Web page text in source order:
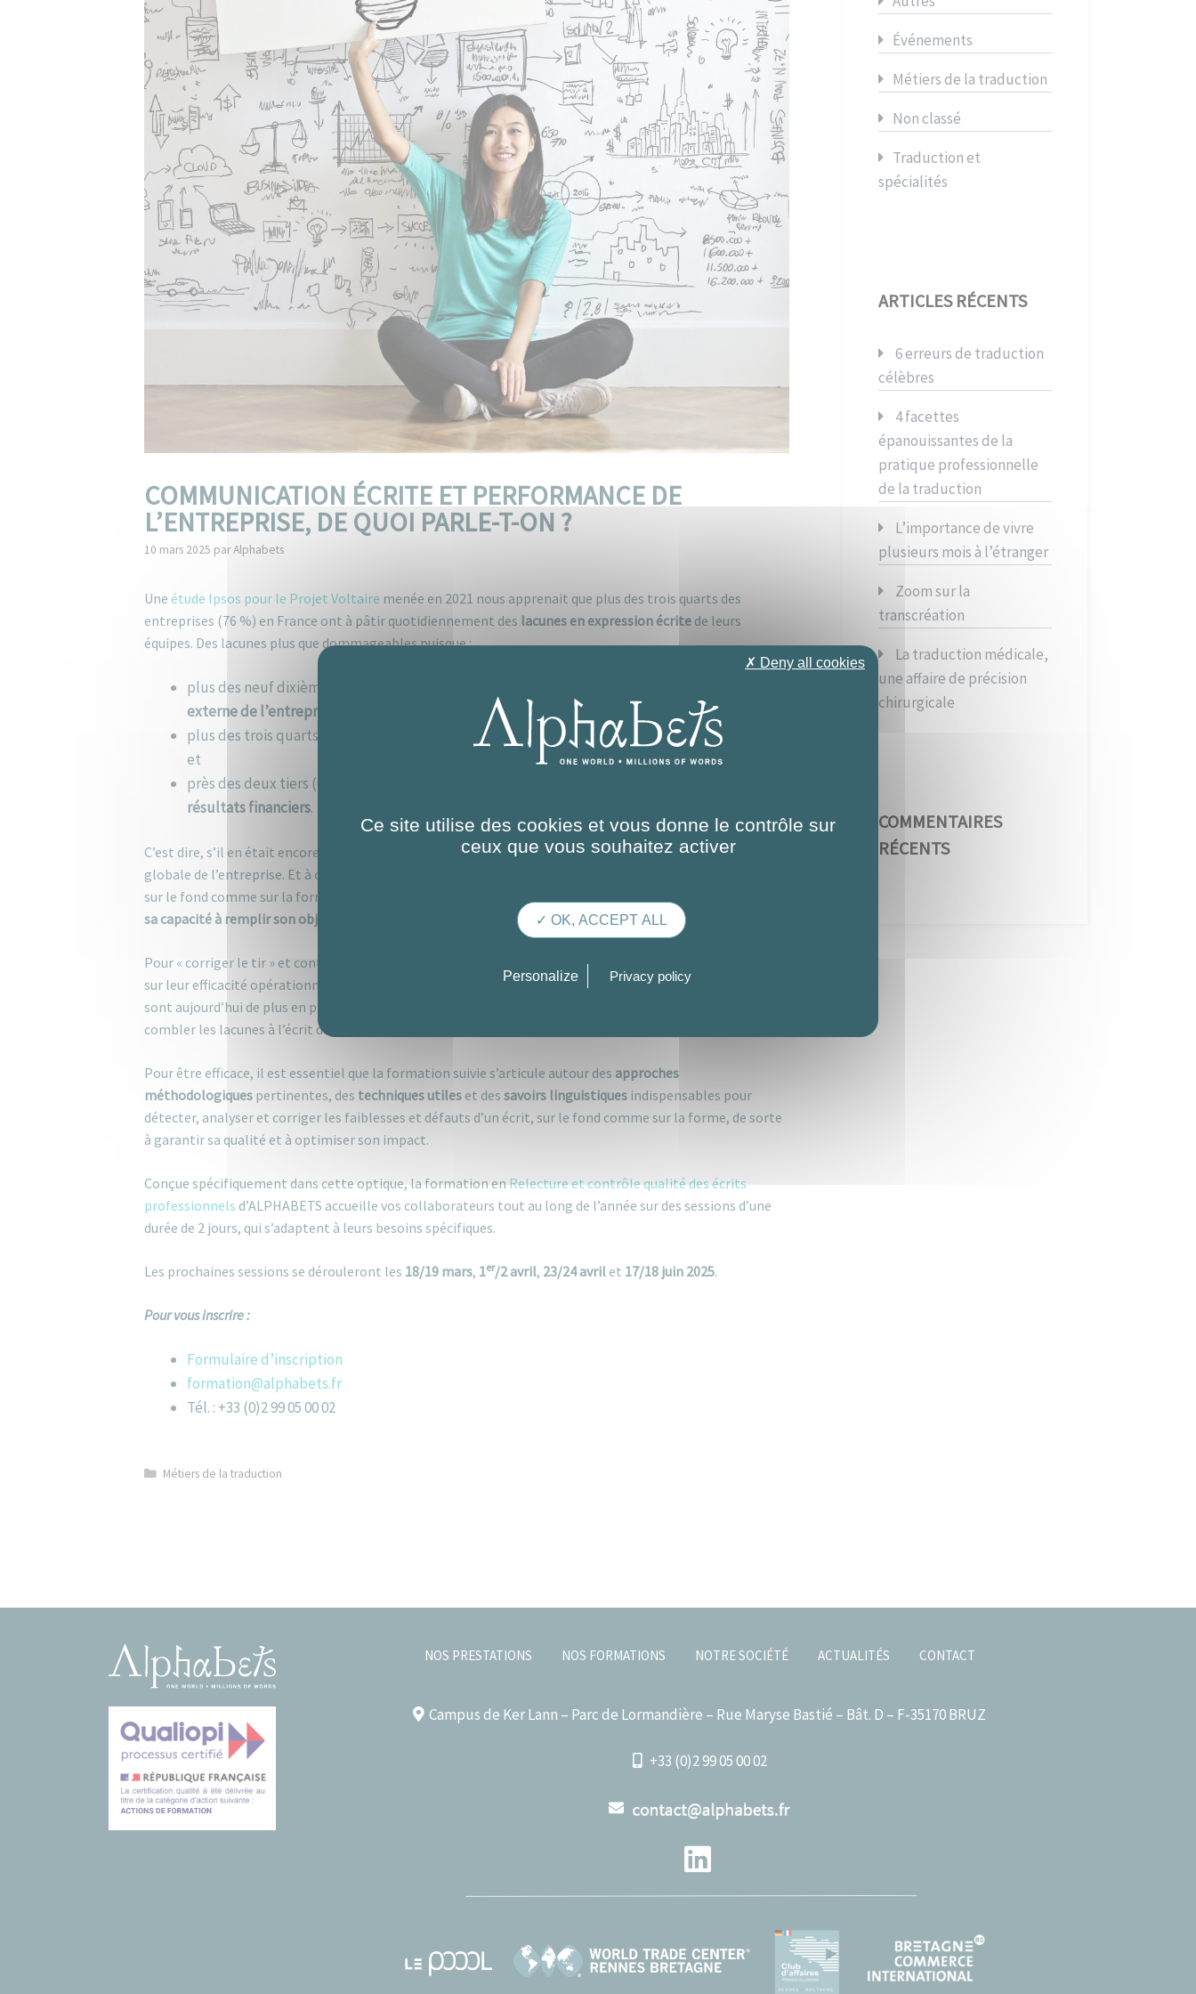
COMMUNICATION ÉCRITE ET PERFORMANCE DE
L’ENTREPRISE, DE QUOI PARLE-T-ON ?
10 mars 2025 parAlphabets
Une étude Ipsos pour le Projet Voltaire menée en 2021 nous apprenait que plus des trois quarts des
entreprises (76 %) en France ont à pâtir quotidiennement des lacunes en expression écrite de leurs
équipes. Des lacunes plus que dommageables puisque :
plus des neuf dixièmes (
externe de l’entreprise
et de ses produits/services ;
plus des trois quarts (
ont une incidence majeure sur leur productivité
et
près des deux tiers (
résultats financiers.
C’est dire, s’il en était encore besoin, le rôle central que joue la communication écrite dans la performance
globale de l’entreprise. Et à cela rien de surprenant en définitive si l’on considère que le niveau de qualité
sur le fond comme sur la forme d’un écrit détermine directement
sa capacité à remplir son objectif
Pour « corriger le tir » et contrer le risque d’incidences sur leur image et celle de leurs produits et services,
sur leur efficacité opérationnelle interne, et finalement sur leur performance financière, les entreprises
sont aujourd’hui de plus en plus nombreuses à investir dans des formations spécialisées à même de
combler les lacunes à l’écrit de leurs collaborateurs.
Pour être efficace, il est essentiel que la formation suivie s’articule autour des approches
méthodologiques pertinentes, des techniques utiles et des savoirs linguistiques indispensables pour
détecter, analyser et corriger les faiblesses et défauts d’un écrit, sur le fond comme sur la forme, de sorte
à garantir sa qualité et à optimiser son impact.
Conçue spécifiquement dans cette optique, la formation en Relecture et contrôle qualité des écrits
professionnels d’ALPHABETS accueille vos collaborateurs tout au long de l’année sur des sessions d’une
durée de 2 jours, qui s’adaptent à leurs besoins spécifiques.
Les prochaines sessions se dérouleront les 18/19 mars, 1er/2 avril, 23/24 avril et 17/18 juin 2025.
Pour vous inscrire :
Formulaire d’inscription
formation@alphabets.fr
Tél. : +33 (0)2 99 05 00 02
Catégories
Métiers de la traduction
Événements
Métiers de la traduction
Non classé
Traduction et
spécialités
ARTICLES RÉCENTS
6 erreurs de traduction
célèbres
4 facettes
épanouissantes de la
pratique professionnelle
de la traduction
L’importance de vivre
plusieurs mois à l’étranger
Zoom sur la
transcréation
La traduction médicale,
une affaire de précision
chirurgicale
COMMENTAIRES
RÉCENTS
NOS PRESTATIONS NOS FORMATIONS NOTRE SOCIÉTÉ ACTUALITÉS CONTACT
Campus de Ker Lann – Parc de Lormandière – Rue Maryse Bastié – Bât. D – F-35170 BRUZ
+33 (0)2 99 05 00 02
Ce site utilise des cookies et vous donne le contrôle sur
ceux que vous souhaitez activer
✓ OK, ACCEPT ALL
✗ Deny all cookies
Personalize Privacy policy